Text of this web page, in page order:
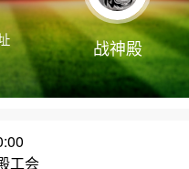
战神殿
工会